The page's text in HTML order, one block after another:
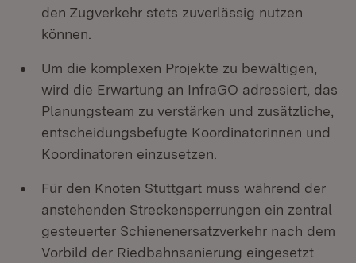
den Zugverkehr stets zuverlässig nutzen
können.
Um die komplexen Projekte zu bewältigen,
wird die Erwartung an InfraGO adressiert, das
Planungsteam zu verstärken und zusätzliche,
entscheidungsbefugte Koordinatorinnen und
Koordinatoren einzusetzen.
Für den Knoten Stuttgart muss während der
anstehenden Streckensperrungen ein zentral
gesteuerter Schienenersatzverkehr nach dem
Vorbild der Riedbahnsanierung eingesetzt